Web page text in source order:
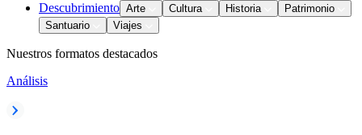
Descubrimiento Arte Cultura Historia
Patrimonio
Santuario
Viajes
Nuestros formatos destacados
Análisis